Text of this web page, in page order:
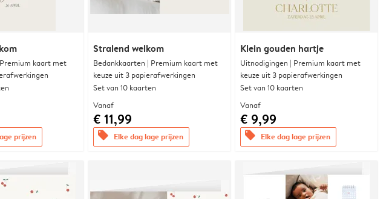
kaart met
prijzen
Stralend welkom
Bedankkaarten | Premium kaart met
keuze uit 3 papierafwerkingen
Set van 10 kaarten
Vanaf
€ 11,99
offers Elke dag lage prijzen
Klein gouden hartje
Uitnodigingen | Premium kaart met
keuze uit 3 papierafwerkingen
Set van 10 kaarten
Vanaf
€ 9,99
offers Elke dag lage prijzen